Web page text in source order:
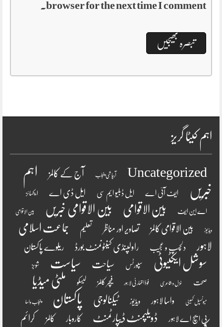
browser for the next time I comment.
اہم کیٹا گریز
Uncategorized آبپاشی پنجاب آج کے کالمز
اہم
خبریں
ایف آئی اے ایل ڈبلیو ایم سی ایل ڈی اے ایکسائز
اے این ایف بین الاقوامی بین الاقوامی خبریں بین الاقوامی
ویڈیوز بین الاقوامی کالمز تصاویر اور مناظر تعلیم
جماعت اسلامی
لاہور
دلچسپ و عجیب راولپنڈی کینٹونمنٹ بورڈ ریلوے پاکستان
سوشل ایکٹیوٹی سپورٹس سیاحت سیاست شوبز
صحت غزل و شاعری فوڈ اتھارٹی لاہور فیچر کالمز لیسکو ملٹی میڈیا
میونسپل کمیٹی واسا لاہور ویڈیوز ٹیکنالوجی پاکستان پنجاب واسا
پی ایچ اے لاہور ڈویلپمنٹ ڈیپارٹمنٹ کاروبار کالمز کرائم